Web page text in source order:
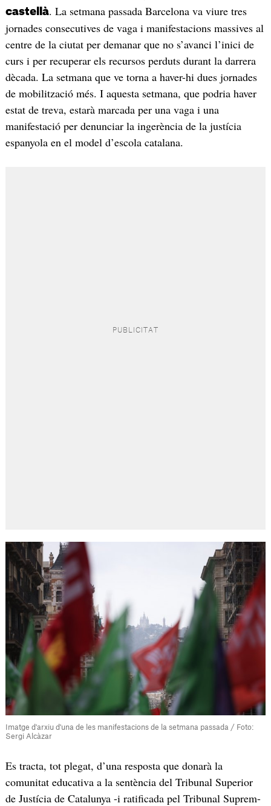
castellà. La setmana passada Barcelona va viure tres
jornades consecutives de vaga i manifestacions massives al
centre de la ciutat per demanar que no s’avanci l’inici de
curs i per recuperar els recursos perduts durant la darrera
dècada. La setmana que ve torna a haver-hi dues jornades
de mobilització més. I aquesta setmana, que podria haver
estat de treva, estarà marcada per una vaga i una
manifestació per denunciar la ingerència de la justícia
espanyola en el model d’escola catalana.
Imatge d'arxiu d'una de les manifestacions de la setmana passada / Foto:
Sergi Alcàzar
Es tracta, tot plegat, d’una resposta que donarà la
comunitat educativa a la sentència del Tribunal Superior
de Justícia de Catalunya -i ratificada pel Tribunal Suprem-